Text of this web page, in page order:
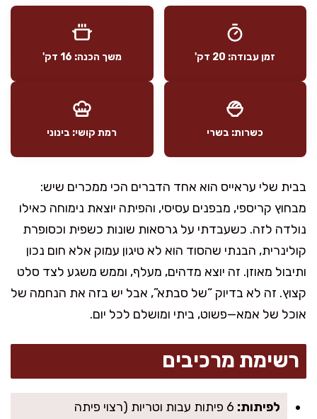
זמן עבודה: 20 דק' משך הכנה: 16 דק'
כשרות: בשרי רמת קושי: בינוני
בבית שלי עראייס הוא אחד הדברים הכי ממכרים שיש:
מבחוץ קריספי, מבפנים עסיסי, והפיתה יוצאת נימוחה כאילו
נולדה לזה. כשעבדתי על גרסאות שונות כשפית וכסופרת
קולינרית, הבנתי שהסוד הוא לא טיגון עמוק אלא חום נכון
ותיבול מאוזן. זה יוצא מדהים, מעלף, וממש משגע לצד סלט
קצוץ. זה לא בדיוק “של סבתא”, אבל יש בזה את הנחמה של
אוכל של אמא—פשוט, ביתי ומושלם לכל יום.
רשימת מרכיבים
לפיתות:
6 פיתות עבות וטריות (רצוי פיתה